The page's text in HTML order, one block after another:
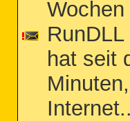
hat seit